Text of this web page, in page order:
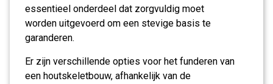
essentieel onderdeel dat zorgvuldig moet
worden uitgevoerd om een stevige basis te
garanderen.
Er zijn verschillende opties voor het funderen van
een houtskeletbouw, afhankelijk van de